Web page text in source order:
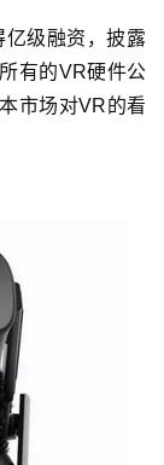
亿级融资，披露
有的VR硬件公
市场对VR的看